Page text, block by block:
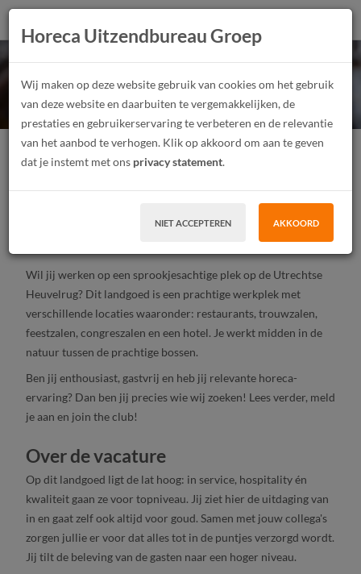
Bedieningsmedewerkers
gezocht omgeving
Utrecht!
Horecamedewerker Junior
Fulltime, Parttime
Wil jij werken op een sprookjesachtige plek op de Utrechtse
Heuvelrug? Dit landgoed is een prachtige werkplek met
verschillende locaties waaronder: restaurants, trouwzalen,
feestzalen, congreszalen en een hotel. Je werkt midden in de
natuur tussen de prachtige bossen.
Ben jij enthousiast, gastvrij en heb jij relevante horeca-
ervaring? Dan ben jij precies wie wij zoeken! Lees verder, meld
je aan en join the club!
Over de vacature
Op dit landgoed ligt de lat hoog: in service, hospitality én
kwaliteit gaan ze voor topniveau. Jij ziet hier de uitdaging van
in en gaat zelf ook altijd voor goud. Samen met jouw collega's
zorgen jullie er voor dat alles tot in de puntjes verzorgd wordt.
Jij tilt de beleving van de gasten naar een hoger niveau.
Horeca Uitzendbureau Groep
Wij maken op deze website gebruik van cookies om het gebruik
van deze website en daarbuiten te vergemakkelijken, de
prestaties en gebruikerservaring te verbeteren en de relevantie
van het aanbod te verhogen. Klik op akkoord om aan te geven
dat je instemt met ons privacy statement.
NIET ACCEPTEREN AKKOORD